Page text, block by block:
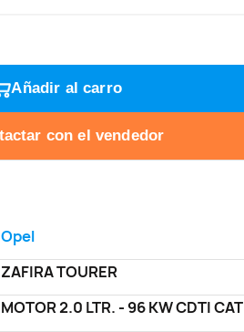
Añadir al carro
con el vendedor
Opel
ZAFIRA TOURER
MOTOR 2.0 LTR. - 96 KW CDTI CAT